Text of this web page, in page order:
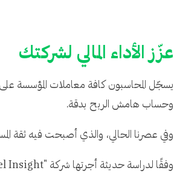
عزّز الأداء المالي لشركتك
يسجّل المحاسبون كافة معاملات المؤسسة
وحساب هامش الربح بدقة.
وفي عصرنا الحالي، والذي أصبحت فيه ثقة
وفقًا لدراسة حديثة أجرتها شركة "Label Insight"، فإن 94% من المستهلكين أكثر ميلاً إلى الولاء للعلامة التجارية التي توفر شفافية كاملة فيما يتعلق بأسعارها.